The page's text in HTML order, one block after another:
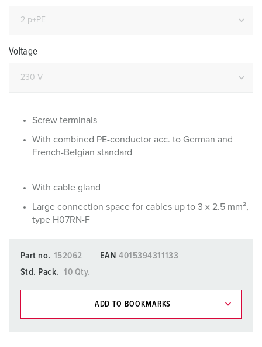
Voltage
Screw terminals
With combined PE-conductor acc. to German and
French-Belgian standard
With cable gland
Large connection space for cables up to 3 x 2.5 mm²,
type H07RN-F
Part no. 152062 EAN 4015394311133
Std. Pack.
10 Qty.
ADD TO BOOKMARKS